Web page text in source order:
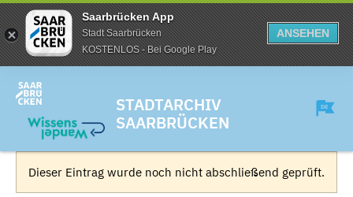
Saarbrücken App
Stadt Saarbrücken
KOSTENLOS - Bei Google Play
ANSEHEN
STADTARCHIV
SAARBRÜCKEN
Dieser Eintrag wurde noch nicht abschließend geprüft.